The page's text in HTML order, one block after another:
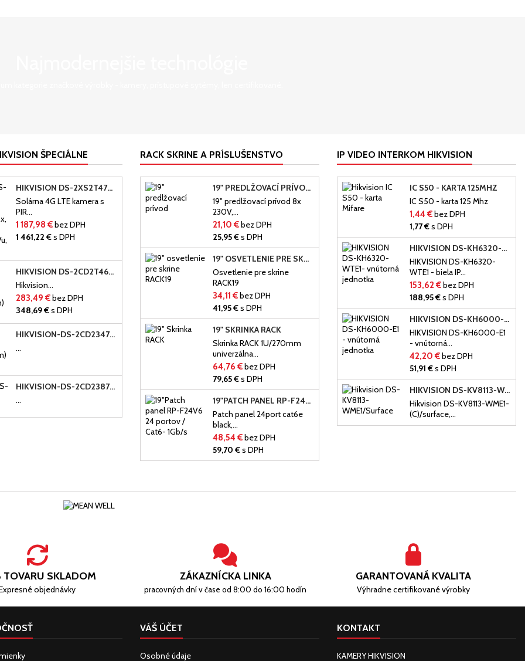
ŠPECIÁLNE
HIKVISION DS-2XS2T47G1-LDH/4G/-(4MM)-IP...
Solárna 4G LTE kamera s
PIR...
1 187,98 €bez DPH
1 461,22 €s DPH
HIKVISION DS-2CD2T46G2P-ISU/SL-(2.8MM)(C),...
Hikvision...
283,49 €bez DPH
348,69 €s DPH
HIKVISION-DS-2CD2347G2P-LSU/SL-(2.8MM)(C),...
...
HIKVISION-DS-2CD2387G2P-LSU/SL-B-(4MM)(C)-...
...
RACK SKRINE A PRÍSLUŠENSTVO
19" PREDLŽOVACÍ PRÍVOD PREPÄŤOVOU OCHRANOU
19" predlžovací prívod 8x
230V,...
21,10 €bez DPH
25,95 €s DPH
19" OSVETLENIE PRE SKRINE RACK19
Osvetlenie pre skrine
RACK19
34,11 €bez DPH
41,95 €s DPH
19" SKRINKA RACK
Skrinka RACK 1U/270mm
univerzálna...
64,76 €bez DPH
79,65 €s DPH
19"PATCH PANEL RP-F24V6 24 PORTOV / CAT6-...
Patch panel 24port cat6e
black,...
48,54 €bez DPH
59,70 €s DPH
IP VIDEO INTERKOM HIKVISION
IC S50 - KARTA 125MHZ
IC S50 - karta 125 Mhz
1,44 €bez DPH
1,77 €s DPH
HIKVISION DS-KH6320-WTE1 - BIELA IP...
HIKVISION DS-KH6320-
WTE1 - biela IP...
153,62 €bez DPH
188,95 €s DPH
HIKVISION DS-KH6000-E1 - VNÚTORNÁ JEDNOTKA
HIKVISION DS-KH6000-E1
- vnútorná...
42,20 €bez DPH
51,91 €s DPH
HIKVISION DS-KV8113-WME1-(C)/SURFACE,...
Hikvision DS-KV8113-WME1-
(C)/surface,...
SKLADOM
objednávky
ZÁKAZNÍCKA LINKA
pracovných dní v čase od 8:00 do 16:00 hodín
GARANTOVANÁ KVALITA
Výhradne certifikované výrobky
VÁŠ ÚČET
Osobné údaje
KONTAKT
KAMERY HIKVISION